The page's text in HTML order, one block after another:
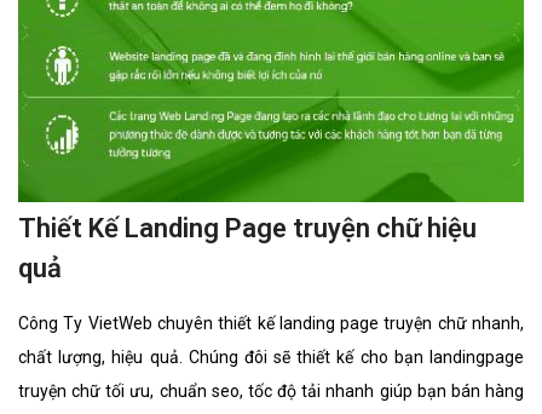
Thiết Kế Landing Page truyện chữ hiệu
quả
Công Ty VietWeb chuyên thiết kế landing page truyện chữ nhanh,
chất lượng, hiệu quả. Chúng đôi sẽ thiết kế cho bạn landingpage
truyện chữ tối ưu, chuẩn seo, tốc độ tải nhanh giúp bạn bán hàng